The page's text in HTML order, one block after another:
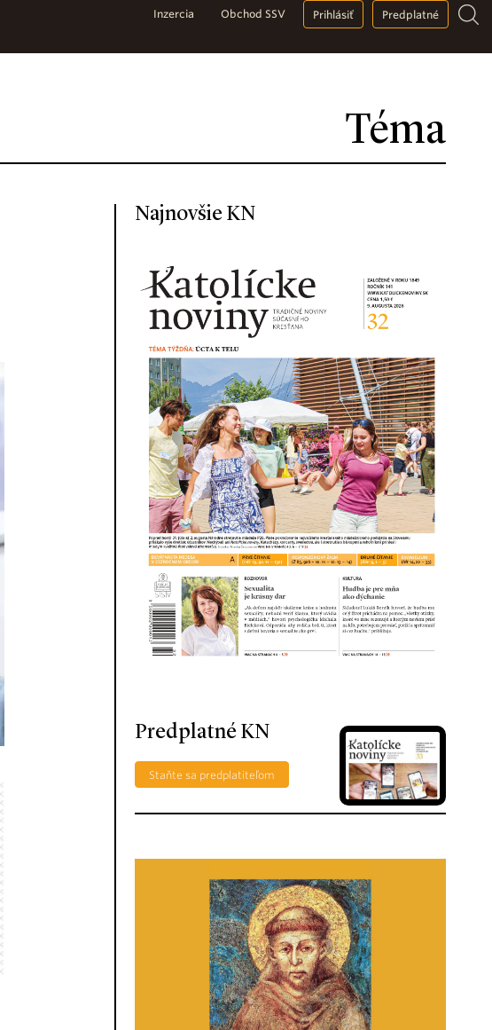
Téma
Inzercia Obchod SSV Prihlásiť Predplatné
Najnovšie KN
Predplatné KN
Staňte sa predplatiteľom